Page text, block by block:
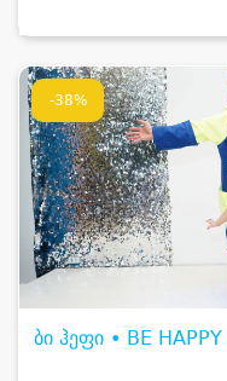
-38%
ბი ჰეფი • BE HAPPY